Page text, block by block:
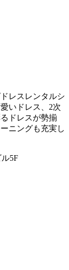
レスレンタルシ
いドレス、2次
ドレスが勢揃
ニングも充実し
5F